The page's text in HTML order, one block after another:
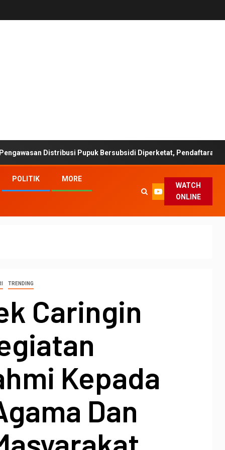
Distribusi Pupuk Bersubsidi Diperketat, Pendaftaran RDKK
POLITIK
MORE
WATCH
ONLINE
TRENDING
Caringin
Kepada
Dan